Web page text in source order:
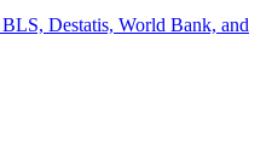
Destatis, World Bank, and